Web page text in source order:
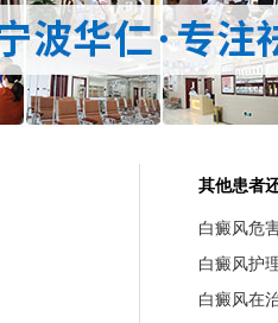
其他患者
白癜风危
白癜风护
白癜风在